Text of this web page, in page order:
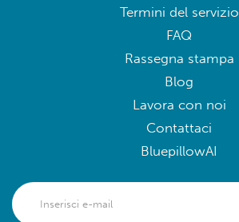
Termini del servizio
FAQ
Rassegna stampa
Blog
Lavora con noi
Contattaci
BluepillowAI